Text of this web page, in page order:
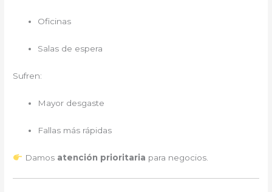
Oficinas
Salas de espera
Sufren:
Mayor desgaste
Fallas más rápidas
Damos atención prioritaria para negocios.